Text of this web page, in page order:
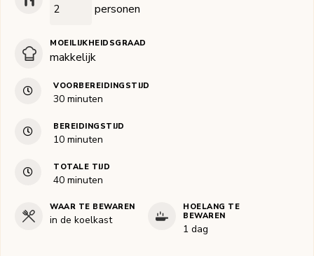
personen
MOEILIJKHEIDSGRAAD
makkelijk
VOORBEREIDINGSTIJD
30minuten
minuten
BEREIDINGSTIJD
10minuten
minuten
TOTALE TIJD
40minuten
minuten
WAAR TE BEWAREN
in de koelkast
HOELANG TE
BEWAREN
1 dag